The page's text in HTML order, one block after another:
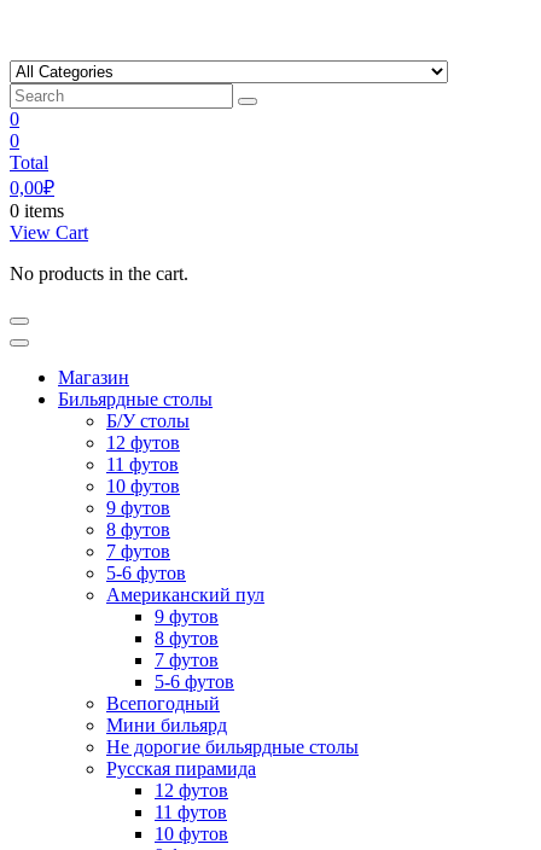
content
0
0
Total
0,00₽
0 items
View Cart
No products in the cart.
Магазин
Бильярдные столы
Б/У столы
12 футов
11 футов
10 футов
9 футов
8 футов
7 футов
5-6 футов
Американский пул
9 футов
8 футов
7 футов
5-6 футов
Всепогодный
Мини бильярд
Не дорогие бильярдные столы
Русская пирамида
12 футов
11 футов
10 футов